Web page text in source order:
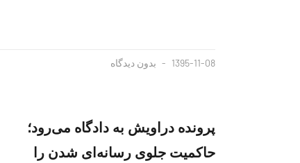
1395-11-08 بدون دیدگاه
پرونده دراویش به دادگاه می‌رود؛
حاکمیت جلوی رسانه‌ای شدن را